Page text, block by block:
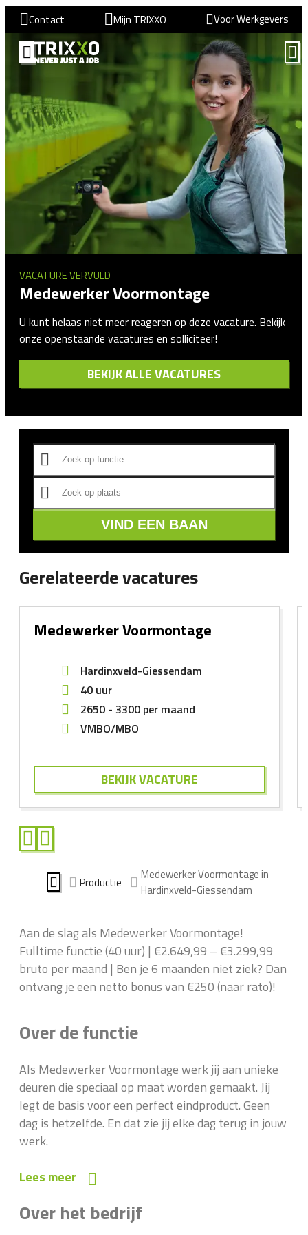
Contact Mijn TRIXXO Voor Werkgevers
VACATURE VERVULD
Medewerker Voormontage
U kunt helaas niet meer reageren op deze vacature. Bekijk
onze openstaande vacatures en solliciteer!
BEKIJK ALLE VACATURES
VIND EEN BAAN
Gerelateerde vacatures
Medewerker Voormontage
Hardinxveld-Giessendam
40 uur
2650 - 3300 per maand
VMBO/MBO
BEKIJK VACATURE
Productie
Medewerker Voormontage in
Hardinxveld-Giessendam
Aan de slag als Medewerker Voormontage!
Fulltime functie (40 uur) | €2.649,99 – €3.299,99
bruto per maand | Ben je 6 maanden niet ziek? Dan
ontvang je een netto bonus van €250 (naar rato)!
Over de functie
Als Medewerker Voormontage werk jij aan unieke
deuren die speciaal op maat worden gemaakt. Jij
legt de basis voor een perfect eindproduct. Geen
dag is hetzelfde. En dat zie jij elke dag terug in jouw
werk.
Lees meer
Over het bedrijf